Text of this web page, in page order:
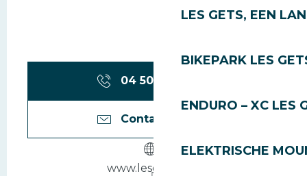
LES GETS, EEN
BIKEPARK LES
ENDURO – XC LES
ELEKTRISCHE
04 50 75 87
Contacteer ons
www.lesgets.golf